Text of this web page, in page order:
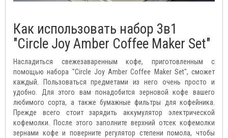
Как использовать набор 3в1
"Circle Joy Amber Coffee Maker Set"
Насладиться свежезаваренным кофе, приготовленным с
помощью набора "Circle Joy Amber Coffee Maker Set", сможет
каждый. Пользоваться предметами из него очень просто и
удобно. Для этого вам понадобится зерновой кофе вашего
любимого сорта, а также бумажные фильтры для кофейника.
Прежде всего стоит зарядить аккумулятор электрической
кофемолки. После этого заполните верхний отсек кофемолки
зернами кофе и поверните регулятор степени помола, чтобы